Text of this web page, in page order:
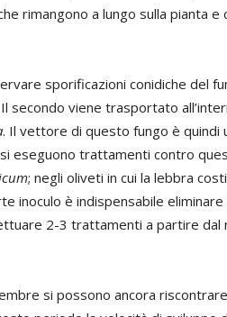
rimangono a lungo sulla pianta
sporificazioni conidiche del
secondo viene trasportato
. Il vettore di questo fungo è quindi
eseguono trattamenti contro
; negli oliveti in cui la lebbra
inoculo è indispensabile
2-3 trattamenti a partire
si possono ancora